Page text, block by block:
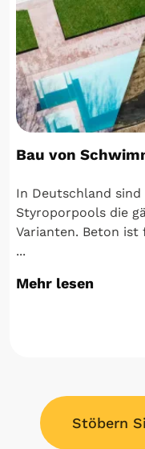
Bau von
In Deutschland
Styroporpools die
Varianten. Beton ist
...
Mehr lesen
Stöbern